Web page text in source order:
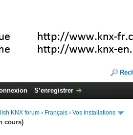
S’enregistrer
KNX forum › Français › Vos installations
cours)